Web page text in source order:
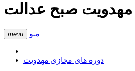
مهدویت صبح عدالت
menu منو
دوره های مجازی مهدویت